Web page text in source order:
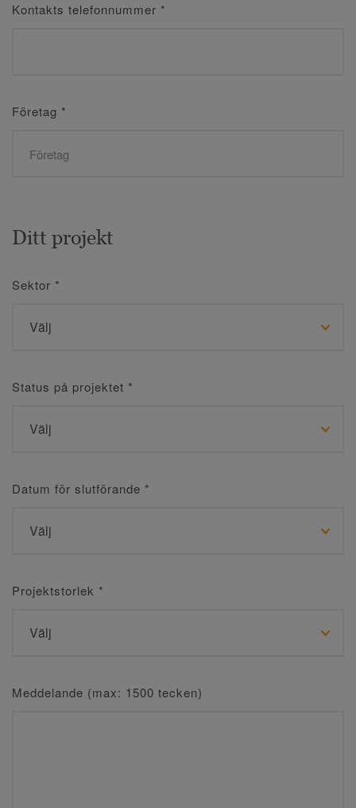
Kontakts telefonnummer *
Företag *
Ditt projekt
Sektor *
Status på projektet *
Datum för slutförande *
Projektstorlek *
Meddelande (max: 1500 tecken)